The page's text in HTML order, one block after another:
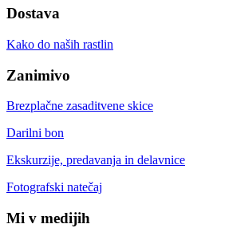
Dostava
Kako do naših rastlin
Zanimivo
Brezplačne zasaditvene skice
Darilni bon
Ekskurzije, predavanja in delavnice
Fotografski natečaj
Mi v medijih